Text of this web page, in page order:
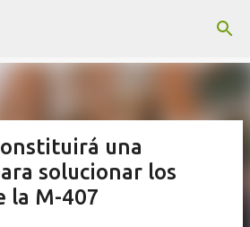
una
solucionar los
la M-407